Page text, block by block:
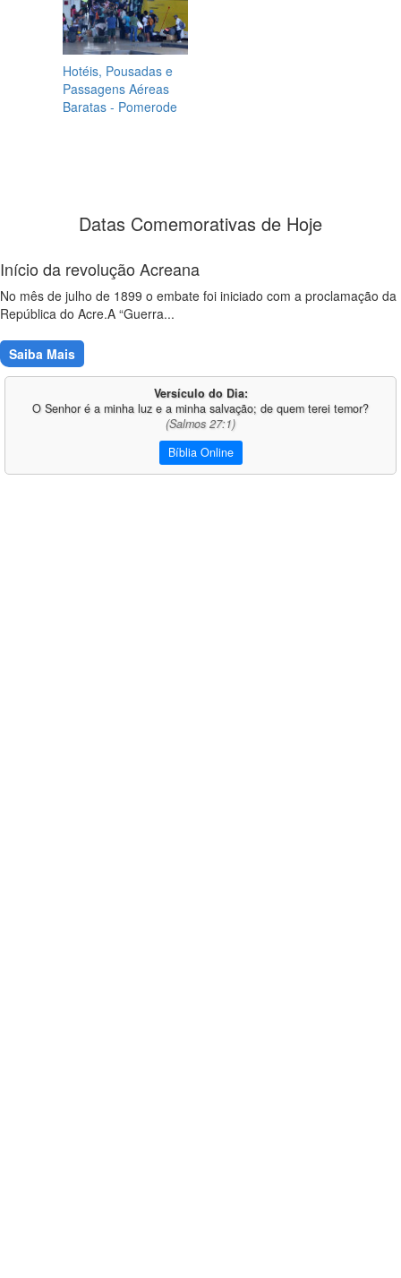
Hotéis, Pousadas e
Passagens Aéreas
Baratas - Pomerode
Datas Comemorativas de Hoje
Início da revolução Acreana
No mês de julho de 1899 o embate foi iniciado com a proclamação da
República do Acre.A “Guerra...
Saiba Mais
Versículo do Dia:
O Senhor é a minha luz e a minha salvação; de quem terei temor?
(Salmos 27:1)
Bíblia Online